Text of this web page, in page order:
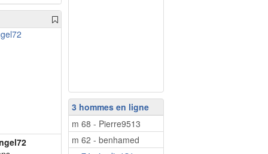
3 hommes en ligne
m 68 - Pierre9513
m 62 - benhamed